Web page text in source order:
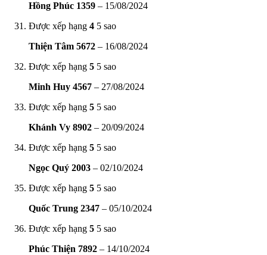
Hồng Phúc 1359 – 15/08/2024
Được xếp hạng 4 5 sao
Thiện Tâm 5672 – 16/08/2024
Được xếp hạng 5 5 sao
Minh Huy 4567 – 27/08/2024
Được xếp hạng 5 5 sao
Khánh Vy 8902 – 20/09/2024
Được xếp hạng 5 5 sao
Ngọc Quý 2003 – 02/10/2024
Được xếp hạng 5 5 sao
Quốc Trung 2347 – 05/10/2024
Được xếp hạng 5 5 sao
Phúc Thiện 7892 – 14/10/2024